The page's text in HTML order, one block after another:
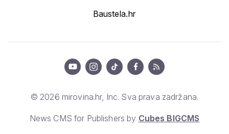
Baustela.hr
© 2026 mirovina.hr, Inc. Sva prava zadržana.
News CMS for Publishers by Cubes BIGCMS